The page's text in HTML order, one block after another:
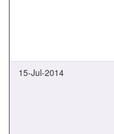
15-Jul-2014